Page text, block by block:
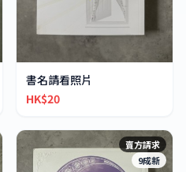
書名請看照片
HK$20
賣方請求
9成新